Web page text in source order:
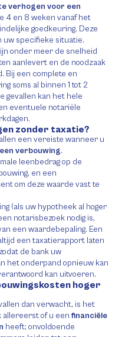
verhogen voor een
4 en 8 weken vanaf het
goedkeuring. Deze
uw specifieke situatie.
onder meer de snelheid
aanlevert en de noodzaak
Bij een complete en
soms al binnen 1 tot 2
gevallen kan het hele
eventuele notariële
zonder taxatie?
een vereiste wanneer u
verbouwing.
leenbedrag op de
en een
om deze waarde vast te
(als uw hypotheek al hoger
notarisbezoek nodig is,
een waardebepaling. Een
een taxatierapport laten
de bank uw
het onderpand opnieuw kan
kan uitvoeren.
hoger
dan verwacht, is het
allereerst of u een financiële
heeft; onvoldoende